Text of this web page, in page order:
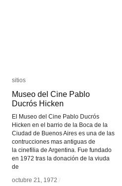
sitios
Museo del Cine Pablo
Ducrós Hicken
El Museo del Cine Pablo Ducrós
Hicken en el barrio de la Boca de la
Ciudad de Buenos Aires es una de las
contrucciones mas antiguas de
la cinefilia de Argentina. Fue fundado
en 1972 tras la donación de la viuda
de
octubre 21, 1972 /
sitios
Museo del Cine Pablo
Ducrós Hicken
octubre 21, 1972 /